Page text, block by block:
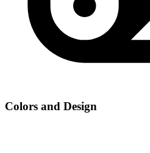
Colors and Design